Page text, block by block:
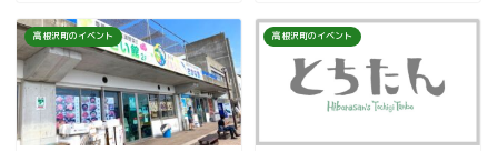
高根沢町のイベント 高根沢町のイベント